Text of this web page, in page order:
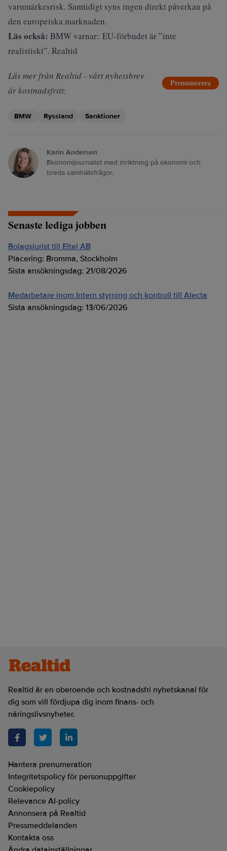
varumärkesrisk. Samtidigt syns ingen direkt påverkan på
den europeiska marknaden.
Läs också: BMW varnar: EU-förbudet är ”inte
realistiskt”. Realtid
Läs mer från Realtid - vårt nyhetsbrev
är kostnadsfritt:
Prenumerera
BMW Ryssland Sanktioner
Karin Andersen
Ekonomijournalist med inriktning på ekonomi och
breda samhällsfrågor.
Senaste lediga jobben
Bolagsjurist till Eltel AB
Placering: Bromma, Stockholm
Sista ansökningsdag: 21/08/2026
Medarbetare inom Intern styrning och kontroll till Alecta
Sista ansökningsdag: 13/06/2026
Realtid är en oberoende och kostnadsfri nyhetskanal för
dig som vill fördjupa dig inom finans- och
näringslivsnyheter.
Hantera prenumeration
Integritetspolicy för personuppgifter
Cookiepolicy
Relevance AI-policy
Annonsera på Realtid
Pressmeddelanden
Kontakta oss